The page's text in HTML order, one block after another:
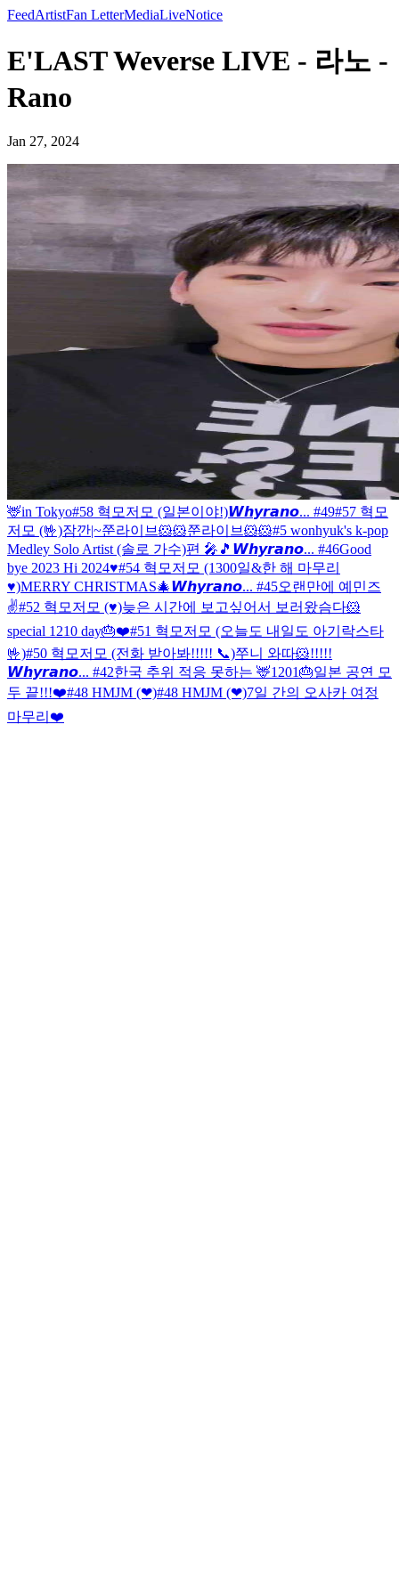
FeedArtistFan LetterMediaLiveNotice
E'LAST Weverse LIVE - 라노 -
Rano
Jan 27, 2024
🦌in Tokyo#58 혁모저모 (일본이야!)𝙒𝙝𝙮𝙧𝙖𝙣𝙤... #49#57 혁모
저모 (🤟)잠깐|~쭌라이브🐹🐹쭌라이브🐹🐹#5 wonhyuk's k-pop
Medley Solo Artist (솔로 가수)편 🎤🎵 𝙒𝙝𝙮𝙧𝙖𝙣𝙤... #46Good
bye 2023 Hi 2024♥#54 혁모저모 (1300일&한 해 마무리
♥)MERRY CHRISTMAS🎄𝙒𝙝𝙮𝙧𝙖𝙣𝙤... #45오랜만에 예민즈
✌️#52 혁모저모 (♥)늦은 시간에 보고싶어서 보러왔슴다🐹
special 1210 day🎂❤️#51 혁모저모 (오늘도 내일도 아기락스타
🤟)#50 혁모저모 (전화 받아봐!!!!! 📞)쭈니 와따🐹!!!!!
𝙒𝙝𝙮𝙧𝙖𝙣𝙤... #42한국 추위 적응 못하는 🦌1201🎂일본 공연 모
두 끝!!!❤️#48 HMJM (❤)#48 HMJM (❤)7일 간의 오사카 여정
마무리❤️